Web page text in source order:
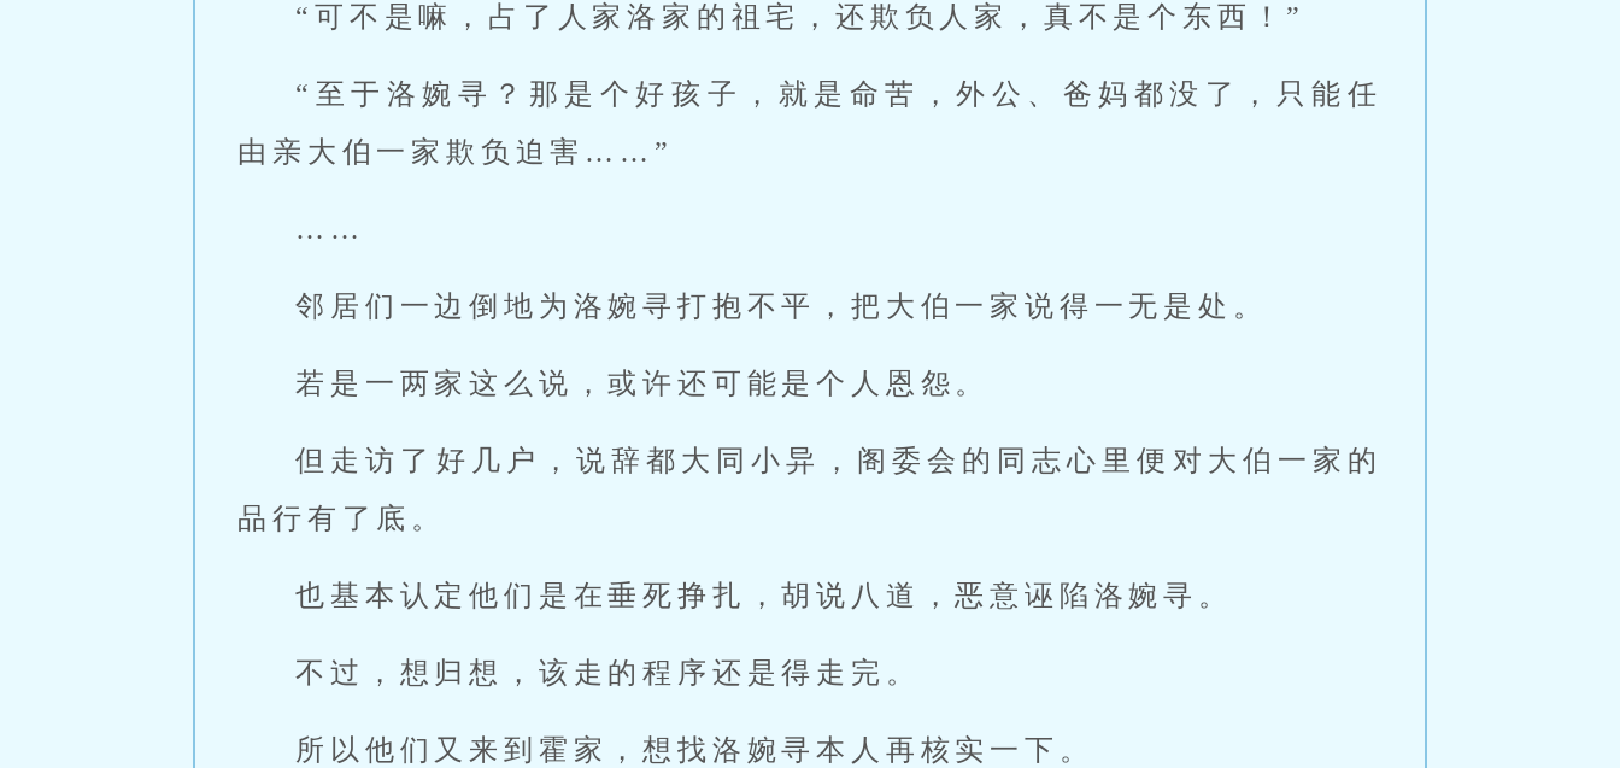
“可不是嘛，占了人家洛家的祖宅，还欺负人家，真不是个东西！”
“至于洛婉寻？那是个好孩子，就是命苦，外公、爸妈都没了，只能任
由亲大伯一家欺负迫害……”
……
邻居们一边倒地为洛婉寻打抱不平，把大伯一家说得一无是处。
若是一两家这么说，或许还可能是个人恩怨。
但走访了好几户，说辞都大同小异，阁委会的同志心里便对大伯一家的
品行有了底。
也基本认定他们是在垂死挣扎，胡说八道，恶意诬陷洛婉寻。
不过，想归想，该走的程序还是得走完。
所以他们又来到霍家，想找洛婉寻本人再核实一下。